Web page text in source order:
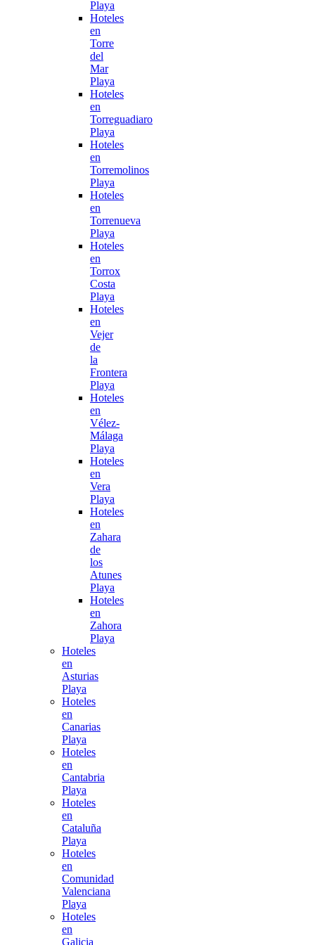
Playa
Hoteles
en
Torre
del
Mar
Playa
Hoteles
en
Torreguadiaro
Playa
Hoteles
en
Torremolinos
Playa
Hoteles
en
Torrenueva
Playa
Hoteles
en
Torrox
Costa
Playa
Hoteles
en
Vejer
de
la
Frontera
Playa
Hoteles
en
Vélez-
Málaga
Playa
Hoteles
en
Vera
Playa
Hoteles
en
Zahara
de
los
Atunes
Playa
Hoteles
en
Zahora
Playa
Hoteles
en
Asturias
Playa
Hoteles
en
Canarias
Playa
Hoteles
en
Cantabria
Playa
Hoteles
en
Cataluña
Playa
Hoteles
en
Comunidad
Valenciana
Playa
Hoteles
en
Galicia